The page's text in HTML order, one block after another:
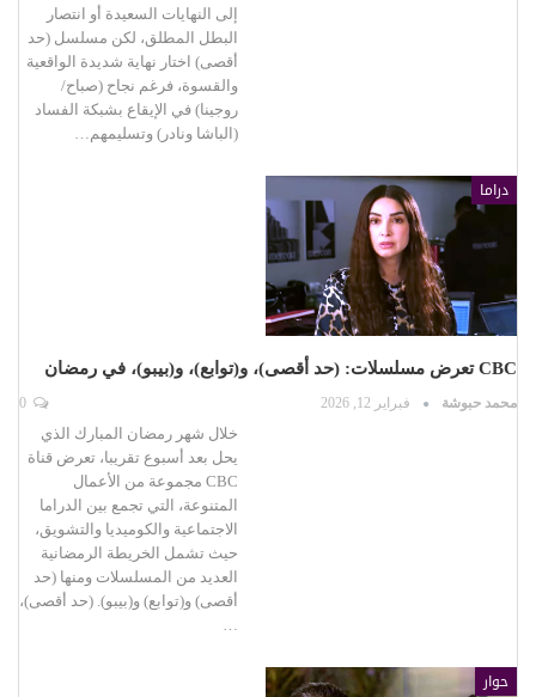
إلى النهايات السعيدة أو انتصار
البطل المطلق، لكن مسلسل (حد
أقصى) اختار نهاية شديدة الواقعية
والقسوة، فرغم نجاح (صباح/
روجينا) في الإيقاع بشبكة الفساد
(الباشا ونادر) وتسليمهم…
دراما
CBC تعرض مسلسلات: (حد أقصى)، و(توابع)، و(بيبو)، في رمضان
محمد حبوشة فبراير 12, 2026
خلال شهر رمضان المبارك الذي
يحل بعد أسبوع تقريبا، تعرض قناة
CBC مجموعة من الأعمال
المتنوعة، التي تجمع بين الدراما
الاجتماعية والكوميديا والتشويق،
حيث تشمل الخريطة الرمضانية
العديد من المسلسلات ومنها (حد
أقصى) و(توابع) و(بيبو). (حد أقصى)،
…
حوار